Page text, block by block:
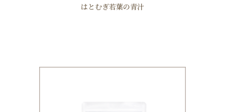
はとむぎ若葉の青汁